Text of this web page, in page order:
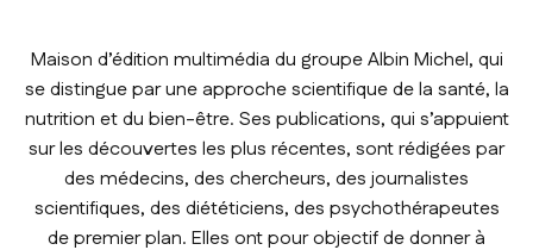
Maison d’édition multimédia du groupe Albin Michel, qui
se distingue par une approche scientifique de la santé, la
nutrition et du bien-être. Ses publications, qui s’appuient
sur les découvertes les plus récentes, sont rédigées par
des médecins, des chercheurs, des journalistes
scientifiques, des diététiciens, des psychothérapeutes
de premier plan. Elles ont pour objectif de donner à